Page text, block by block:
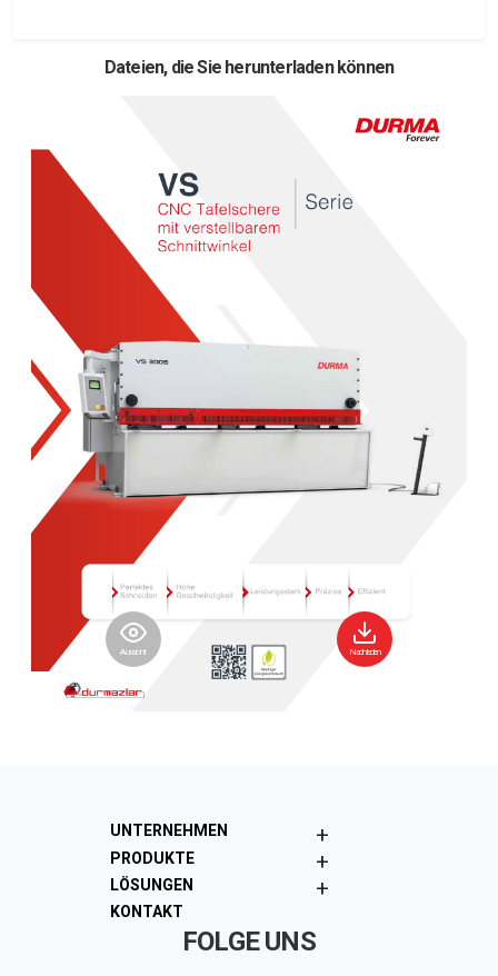
Dateien, die Sie herunterladen können
Aussicht Nachladen
UNTERNEHMEN +
PRODUKTE +
LÖSUNGEN +
KONTAKT
FOLGE UNS